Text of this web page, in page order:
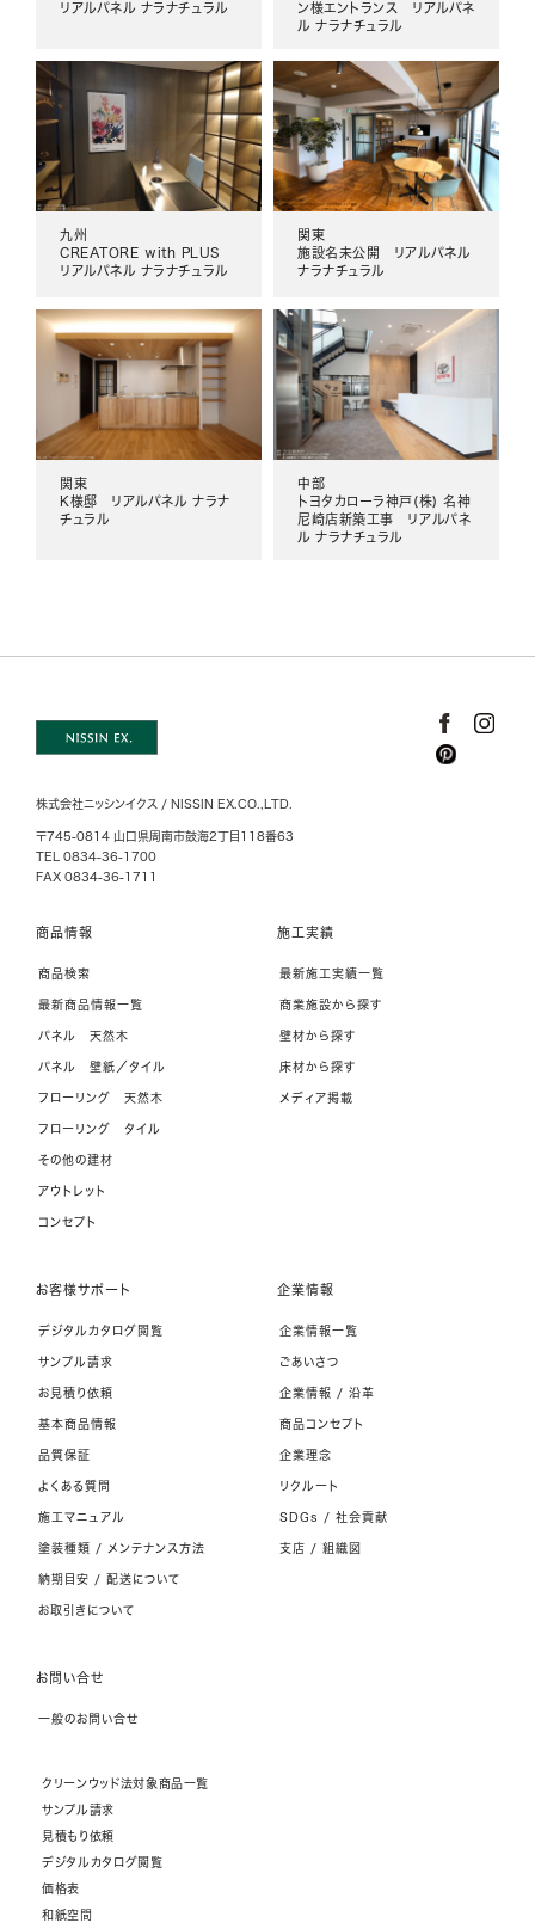
リアルパネル ナラナチュラル
ン様エントランス リアルパネ
ル ナラナチュラル
九州
CREATORE with PLUS
リアルパネル ナラナチュラル
関東
施設名未公開 リアルパネル
ナラナチュラル
関東
K様邸 リアルパネル ナラナ
チュラル
中部
トヨタカローラ神戸(株) 名神
尼崎店新築工事 リアルパネ
ル ナラナチュラル
株式会社ニッシンイクス / NISSIN EX.CO.,LTD.
〒745-0814 山口県周南市鼓海2丁目118番63
TEL 0834-36-1700
FAX 0834-36-1711
商品情報
商品検索
最新商品情報一覧
パネル 天然木
パネル 壁紙／タイル
フローリング 天然木
フローリング タイル
その他の建材
アウトレット
コンセプト
施工実績
最新施工実績一覧
商業施設から探す
壁材から探す
床材から探す
メディア掲載
お客様サポート
デジタルカタログ閲覧
サンプル請求
お見積り依頼
基本商品情報
品質保証
よくある質問
施工マニュアル
塗装種類 / メンテナンス方法
納期目安 / 配送について
お取引きについて
企業情報
企業情報一覧
ごあいさつ
企業情報 / 沿革
商品コンセプト
企業理念
リクルート
SDGs / 社会貢献
支店 / 組織図
お問い合せ
一般のお問い合せ
クリーンウッド法対象商品一覧
サンプル請求
見積もり依頼
デジタルカタログ閲覧
価格表
和紙空間